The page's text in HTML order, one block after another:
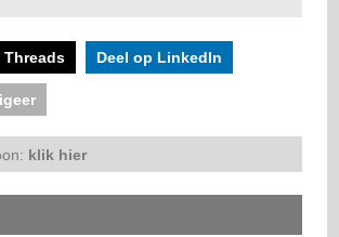
Threads Deel op LinkedIn
klik hier